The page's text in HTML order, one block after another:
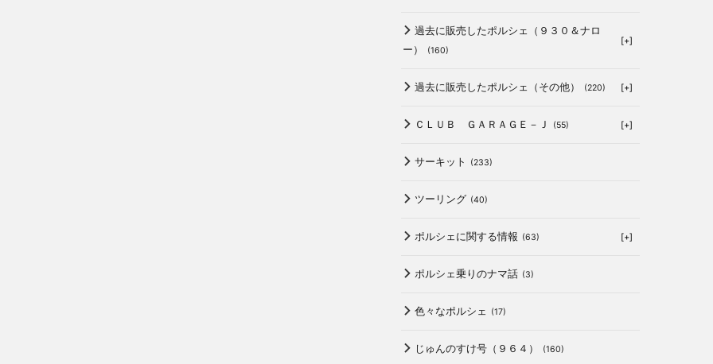
過去に販売したポルシェ（９３０＆ナロ
ー）
(160)
[+]
過去に販売したポルシェ（その他） (220) [+]
ＣＬＵＢ ＧＡＲＡＧＥ－Ｊ (55) [+]
サーキット (233)
ツーリング (40)
ポルシェに関する情報 (63) [+]
ポルシェ乗りのナマ話 (3)
色々なポルシェ (17)
じゅんのすけ号（９６４） (160)